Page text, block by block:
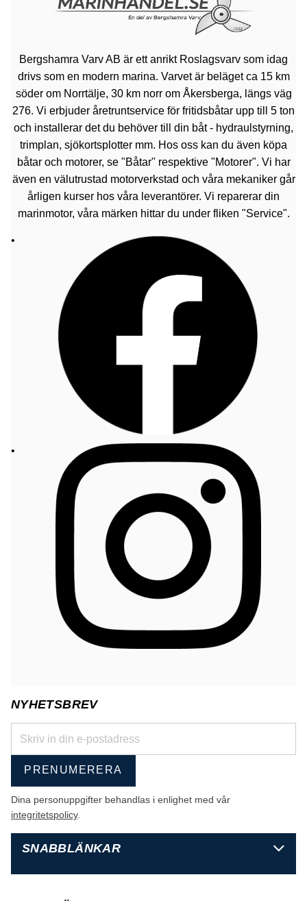
Bergshamra Varv AB är ett anrikt Roslagsvarv som idag
drivs som en modern marina. Varvet är beläget ca 15 km
söder om Norrtälje, 30 km norr om Åkersberga, längs väg
276. Vi erbjuder åretruntservice för fritidsbåtar upp till 5 ton
och installerar det du behöver till din båt - hydraulstyrning,
trimplan, sjökortsplotter mm. Hos oss kan du även köpa
båtar och motorer, se "Båtar" respektive "Motorer". Vi har
även en välutrustad motorverkstad och våra mekaniker går
årligen kurser hos våra leverantörer. Vi reparerar din
marinmotor, våra märken hittar du under fliken "Service".
NYHETSBREV
PRENUMERERA
Dina personuppgifter behandlas i enlighet med vår
integritetspolicy.
SNABBLÄNKAR